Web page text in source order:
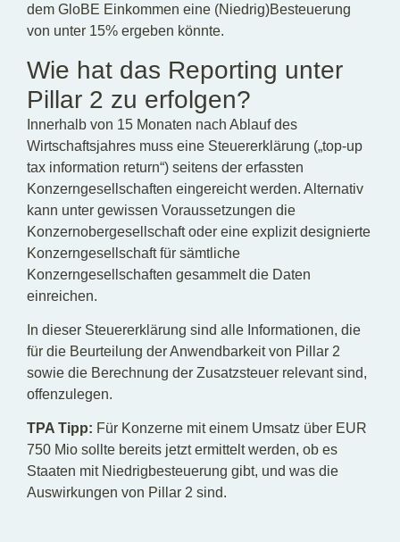
dem GloBE Einkommen eine (Niedrig)Besteuerung
von unter 15% ergeben könnte.
Wie hat das Reporting unter
Pillar 2 zu erfolgen?
Innerhalb von 15 Monaten nach Ablauf des
Wirtschaftsjahres muss eine Steuererklärung („top-up
tax information return“) seitens der erfassten
Konzerngesellschaften eingereicht werden. Alternativ
kann unter gewissen Voraussetzungen die
Konzernobergesellschaft oder eine explizit designierte
Konzerngesellschaft für sämtliche
Konzerngesellschaften gesammelt die Daten
einreichen.
In dieser Steuererklärung sind alle Informationen, die
für die Beurteilung der Anwendbarkeit von Pillar 2
sowie die Berechnung der Zusatzsteuer relevant sind,
offenzulegen.
TPA Tipp: Für Konzerne mit einem Umsatz über EUR
750 Mio sollte bereits jetzt ermittelt werden, ob es
Staaten mit Niedrigbesteuerung gibt, und was die
Auswirkungen von Pillar 2 sind.